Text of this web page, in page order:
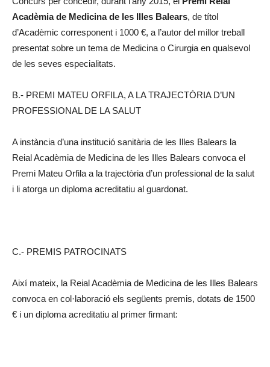
Acadèmia de Medicina de les Illes Balears, de títol
d’Acadèmic corresponent i 1000 €, a l’autor del millor treball
presentat sobre un tema de Medicina o Cirurgia en qualsevol
de les seves especialitats.
B.- PREMI MATEU ORFILA, A LA TRAJECTÒRIA D’UN
PROFESSIONAL DE LA SALUT
A instància d’una institució sanitària de les Illes Balears la
Reial Acadèmia de Medicina de les Illes Balears convoca el
Premi Mateu Orfila a la trajectòria d’un professional de la salut
i li atorga un diploma acreditatiu al guardonat.
C.- PREMIS PATROCINATS
Així mateix, la Reial Acadèmia de Medicina de les Illes Balears
convoca en col·laboració els següents premis, dotats de 1500
€ i un diploma acreditatiu al primer firmant: